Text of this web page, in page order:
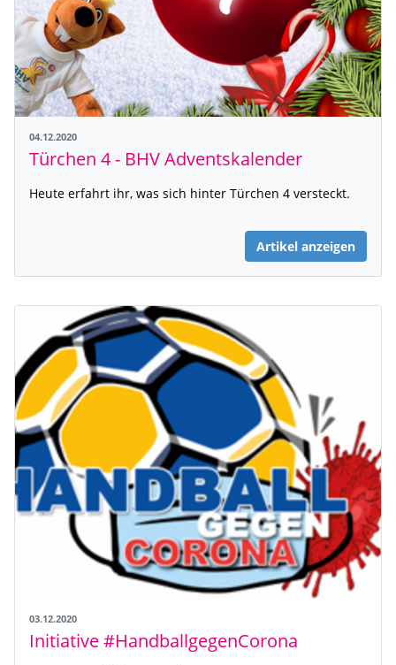
04.12.2020
Türchen 4 - BHV Adventskalender
Heute erfahrt ihr, was sich hinter Türchen 4 versteckt.
Artikel anzeigen
03.12.2020
Initiative #HandballgegenCorona